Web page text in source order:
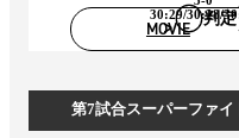
判定
30:29/30:28/
MOVIE
第7試合スーパーファイ